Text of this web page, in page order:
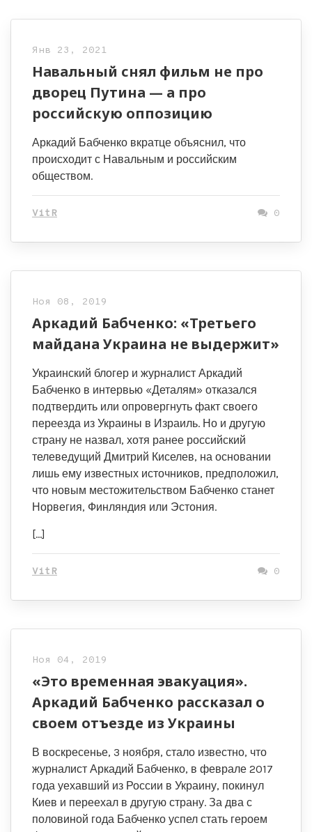
Янв 23, 2021
Навальный снял фильм не про
дворец Путина — а про
российскую оппозицию
Аркадий Бабченко вкратце объяснил, что
происходит с Навальным и российским
обществом.
VitR 0
Ноя 08, 2019
Аркадий Бабченко: «Третьего
майдана Украина не выдержит»
Украинский блогер и журналист Аркадий
Бабченко в интервью «Деталям» отказался
подтвердить или опровергнуть факт своего
переезда из Украины в Израиль. Но и другую
страну не назвал, хотя ранее российский
телеведущий Дмитрий Киселев, на основании
лишь ему известных источников, предположил,
что новым местожительством Бабченко станет
Норвегия, Финляндия или Эстония.
[…]
VitR 0
Ноя 04, 2019
«Это временная эвакуация».
Аркадий Бабченко рассказал о
своем отъезде из Украины
В воскресенье, 3 ноября, стало известно, что
журналист Аркадий Бабченко, в феврале 2017
года уехавший из России в Украину, покинул
Киев и переехал в другую страну. За два с
половиной года Бабченко успел стать героем